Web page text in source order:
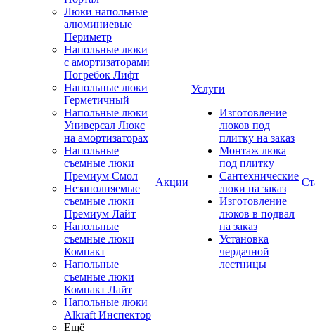
Люки напольные
алюминиевые
Периметр
Напольные люки
с амортизаторами
Погребок Лифт
Напольные люки
Герметичный
Напольные люки
Универсал Люкс
на амортизаторах
Напольные
съемные люки
Премиум Смол
Незаполняемые
съемные люки
Премиум Лайт
Напольные
съемные люки
Компакт
Напольные
съемные люки
Компакт Лайт
Напольные люки
Alkraft Инспектор
Ещё
Акции
Услуги
Изготовление
люков под
плитку на заказ
Монтаж люка
под плитку
Сантехнические
люки на заказ
Изготовление
люков в подвал
на заказ
Установка
чердачной
лестницы